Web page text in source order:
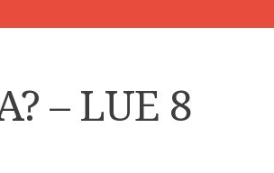
– LUE 8